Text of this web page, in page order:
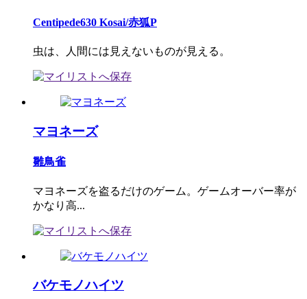
Centipede630 Kosai/赤狐P
虫は、人間には見えないものが見える。
マヨネーズ
雛鳥雀
マヨネーズを盗るだけのゲーム。ゲームオーバー率が
かなり高...
バケモノハイツ